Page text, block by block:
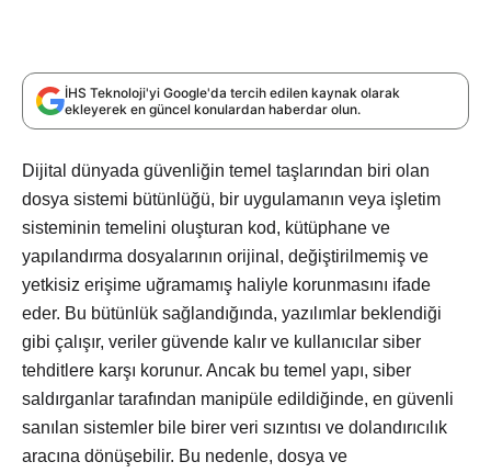
İHS Teknoloji'yi Google'da tercih edilen kaynak olarak
ekleyerek en güncel konulardan haberdar olun.
Dijital dünyada güvenliğin temel taşlarından biri olan
dosya sistemi bütünlüğü, bir uygulamanın veya işletim
sisteminin temelini oluşturan kod, kütüphane ve
yapılandırma dosyalarının orijinal, değiştirilmemiş ve
yetkisiz erişime uğramamış haliyle korunmasını ifade
eder. Bu bütünlük sağlandığında, yazılımlar beklendiği
gibi çalışır, veriler güvende kalır ve kullanıcılar siber
tehditlere karşı korunur. Ancak bu temel yapı, siber
saldırganlar tarafından manipüle edildiğinde, en güvenli
sanılan sistemler bile birer veri sızıntısı ve dolandırıcılık
aracına dönüşebilir. Bu nedenle, dosya ve